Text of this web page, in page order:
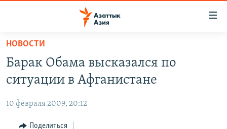
Вернуться
основному
содержанию
Вернутся
ЦЕНТРАЛЬНАЯ АЗИЯ
КАЗАХСТАН
УЗБЕКИСТАН
ТАДЖИКИСТАН
НОВОСТИ
ВОЙНА В УКРАИНЕ
НА ДРУГИХ ЯЗЫКАХ
ҚАЗАҚША
НОВОСТИ
Барак Обама высказался по
ситуации в Афганистане
10 февраля 2009, 20:12
Поделиться